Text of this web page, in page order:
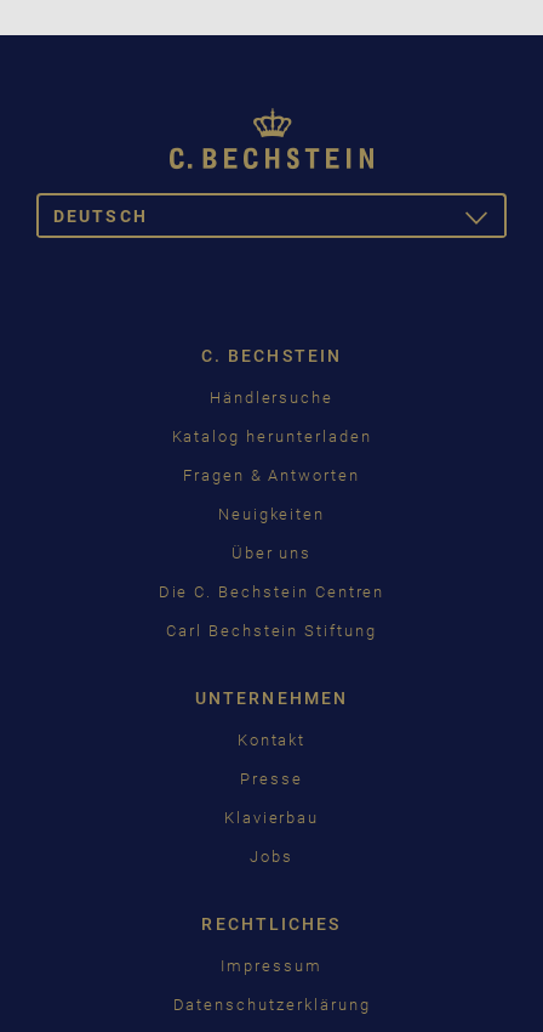
DEUTSCH
TOGGLE
C. BECHSTEIN
Händlersuche
Katalog herunterladen
Fragen & Antworten
Neuigkeiten
Über uns
Die C. Bechstein Centren
Carl Bechstein Stiftung
UNTERNEHMEN
Kontakt
Presse
Klavierbau
Jobs
RECHTLICHES
Impressum
Datenschutzerklärung